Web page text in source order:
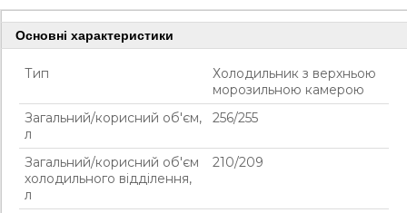
Основні характеристики
Тип
Холодильник з верхньою
морозильною камерою
Загальний/корисний об'єм,
л
256/255
Загальний/корисний об'єм
холодильного відділення,
л
210/209